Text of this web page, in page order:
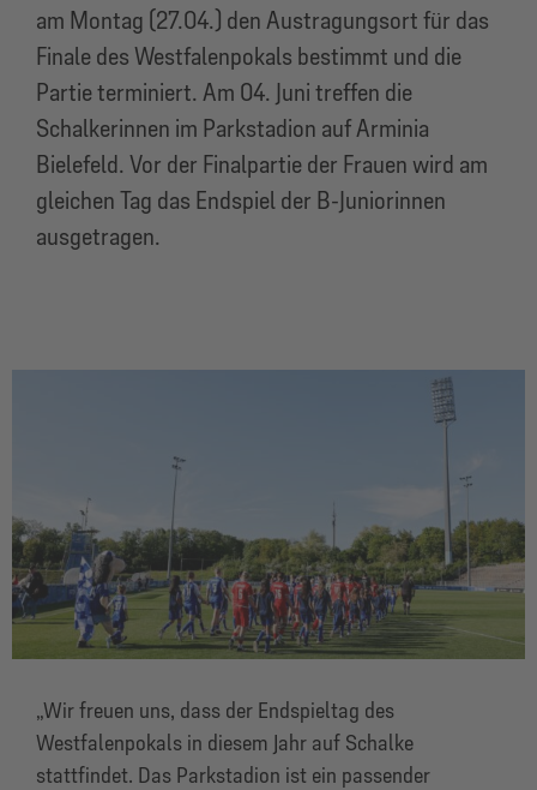
am Montag (27.04.) den Austragungsort für das
Finale des Westfalenpokals bestimmt und die
Partie terminiert. Am 04. Juni treffen die
Schalkerinnen im Parkstadion auf Arminia
Bielefeld. Vor der Finalpartie der Frauen wird am
gleichen Tag das Endspiel der B-Juniorinnen
ausgetragen.
„Wir freuen uns, dass der Endspieltag des
Westfalenpokals in diesem Jahr auf Schalke
stattfindet. Das Parkstadion ist ein passender